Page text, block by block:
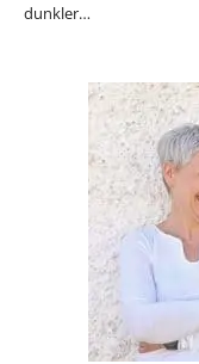
dunkler…